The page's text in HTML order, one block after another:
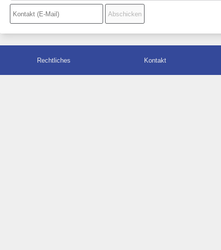
Rechtliches Kontakt